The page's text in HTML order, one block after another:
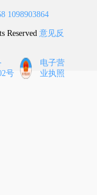
1098903864
Reserved 意见反
号
电子营
业执照